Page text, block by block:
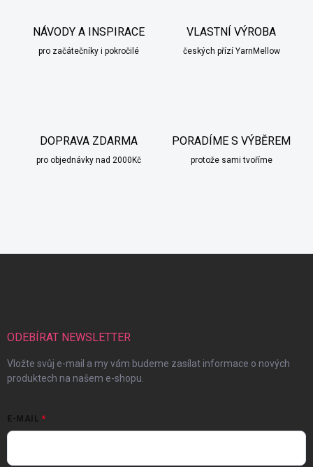
NÁVODY A INSPIRACE
pro začátečníky i pokročilé
VLASTNÍ VÝROBA
českých přízí YarnMellow
DOPRAVA ZDARMA
pro objednávky nad 2000Kč
PORADÍME S VÝBĚREM
protože sami tvoříme
ODEBÍRAT NEWSLETTER
Vložte svůj e-mail a my vám budeme zasílat informace o nových
produktech na našem e-shopu.
E-MAIL